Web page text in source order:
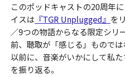
このポッドキャストの20周年
イスは 『TGR Unplugged』 を
／9つの物語からなる限定シリ
前、聴取が「感じる」もので
以前に、音楽がいかにして私
を振り返る。